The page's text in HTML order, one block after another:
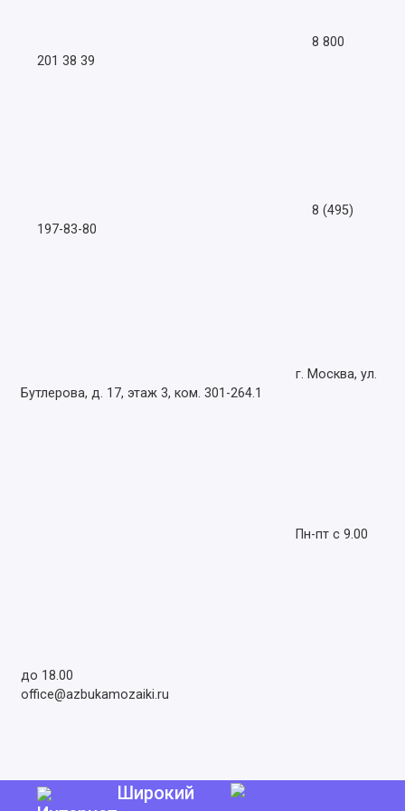
Широкий
8 800
201 38 39
8 (495)
197-83-80
г. Москва, ул.
Бутлерова, д. 17, этаж 3, ком. 301-264.1
Пн-пт с 9.00
до 18.00
office@azbukamozaiki.ru